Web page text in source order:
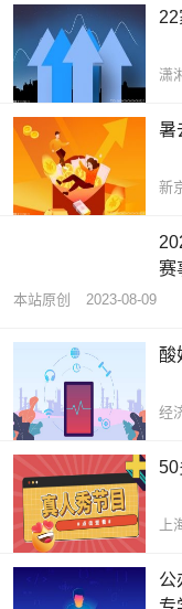
潇
暑
新
赛
本站原创 2023-08-09
酸
经
50
上
公